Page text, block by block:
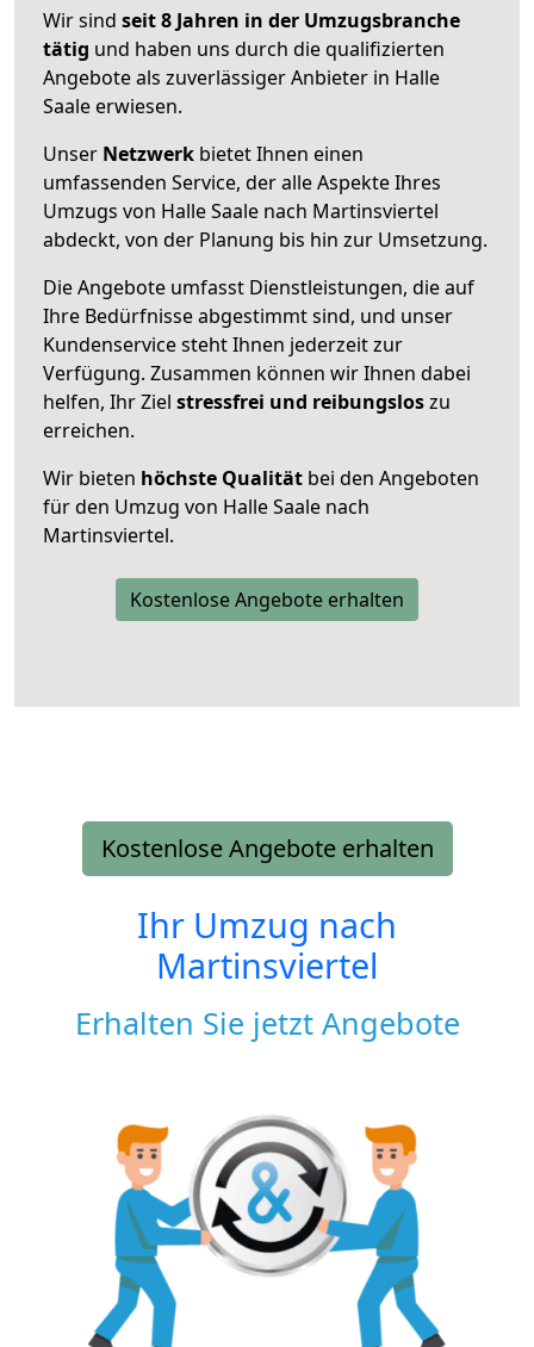
Wir sind seit 8 Jahren in der Umzugsbranche
tätig und haben uns durch die qualifizierten
Angebote als zuverlässiger Anbieter in Halle
Saale erwiesen.
Unser Netzwerk bietet Ihnen einen
umfassenden Service, der alle Aspekte Ihres
Umzugs von Halle Saale nach Martinsviertel
abdeckt, von der Planung bis hin zur Umsetzung.
Die Angebote umfasst Dienstleistungen, die auf
Ihre Bedürfnisse abgestimmt sind, und unser
Kundenservice steht Ihnen jederzeit zur
Verfügung. Zusammen können wir Ihnen dabei
helfen, Ihr Ziel stressfrei und reibungsloszu
erreichen.
Wir bieten höchste Qualität bei den Angeboten
für den Umzug von Halle Saale nach
Martinsviertel.
Kostenlose Angebote erhalten
Kostenlose Angebote erhalten
Ihr Umzug nach
Martinsviertel
Erhalten Sie jetzt Angebote